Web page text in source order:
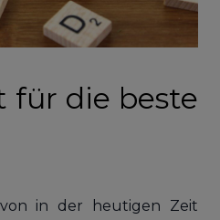
für die beste
in der heutigen Zeit